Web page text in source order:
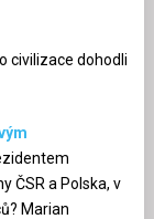
civilizace dohodli
ČSR a Polska, v
Marian